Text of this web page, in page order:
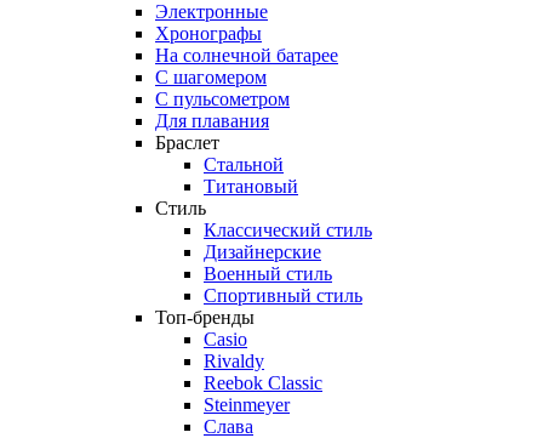
Электронные
Хронографы
На солнечной батарее
С шагомером
С пульсометром
Для плавания
Браслет
Стальной
Титановый
Стиль
Классический стиль
Дизайнерские
Военный стиль
Спортивный стиль
Топ-бренды
Casio
Rivaldy
Reebok Classic
Steinmeyer
Слава